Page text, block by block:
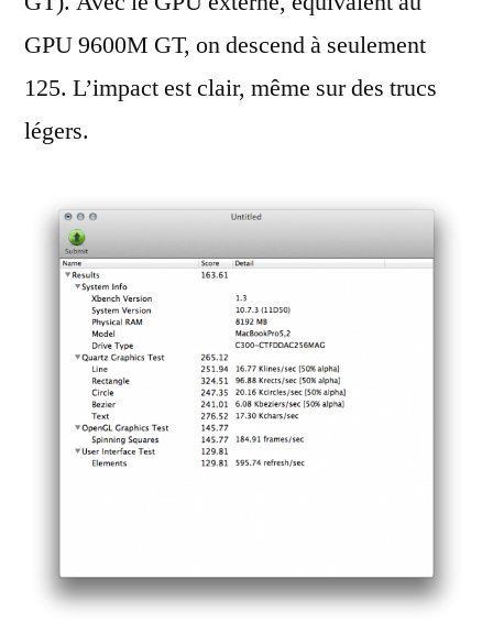
GPU 9600M GT, on descend à seulement
125. L’impact est clair, même sur des trucs
légers.